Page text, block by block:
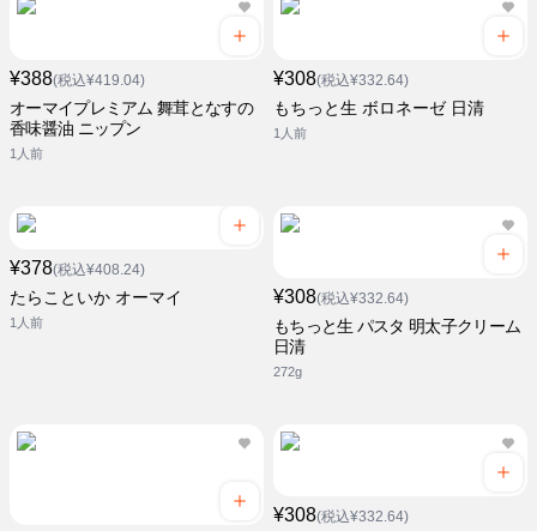
¥388(税込¥419.04)
オーマイプレミアム 舞茸となすの
香味醤油 ニップン
1人前
¥308(税込¥332.64)
もちっと生 ボロネーゼ 日清
1人前
¥378(税込¥408.24)
たらこといか オーマイ
1人前
¥308(税込¥332.64)
もちっと生 パスタ 明太子クリーム
日清
272g
¥308(税込¥332.64)